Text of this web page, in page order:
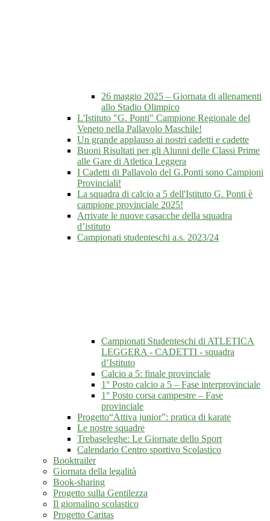
26 maggio 2025 – Giornata di allenamenti
allo Stadio Olimpico
L'Istituto "G. Ponti" Campione Regionale del
Veneto nella Pallavolo Maschile!
Un grande applauso ai nostri cadetti e cadette
Buoni Risultati per gli Alunni delle Classi Prime
alle Gare di Atletica Leggera
I Cadetti di Pallavolo del G.Ponti sono Campioni
Provinciali!
La squadra di calcio a 5 dell'Istituto G. Ponti è
campione provinciale 2025!
Arrivate le nuove casacche della squadra
d’istituto
Campionati studenteschi a.s. 2023/24
Campionati Studenteschi di ATLETICA
LEGGERA - CADETTI - squadra
d’Istituto
Calcio a 5: finale provinciale
1° Posto calcio a 5 – Fase interprovinciale
1° Posto corsa campestre – Fase
provinciale
Progetto“Attiva junior”: pratica di karate
Le nostre squadre
Trebaseleghe: Le Giornate dello Sport
Calendario Centro sportivo Scolastico
Booktrailer
Giornata della legalità
Book-sharing
Progetto sulla Gentilezza
Il giornalino scolastico
Progetto Caritas